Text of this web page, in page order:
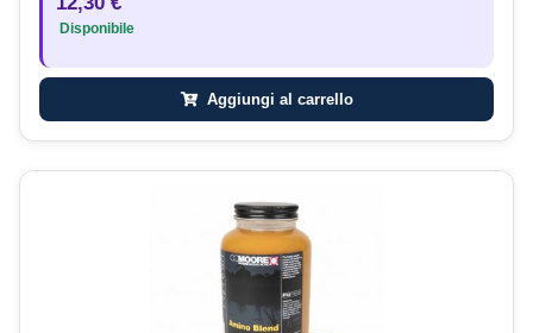
Disponibile
Aggiungi al carrello